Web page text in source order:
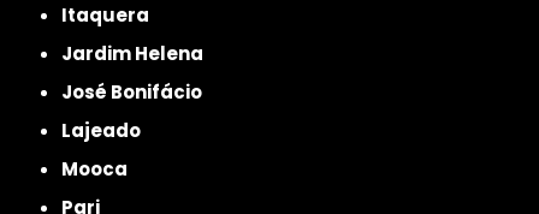
Itaquera
Jardim Helena
José Bonifácio
Lajeado
Mooca
Pari